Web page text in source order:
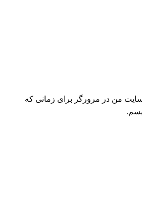
من در مرورگر برای زمانی که